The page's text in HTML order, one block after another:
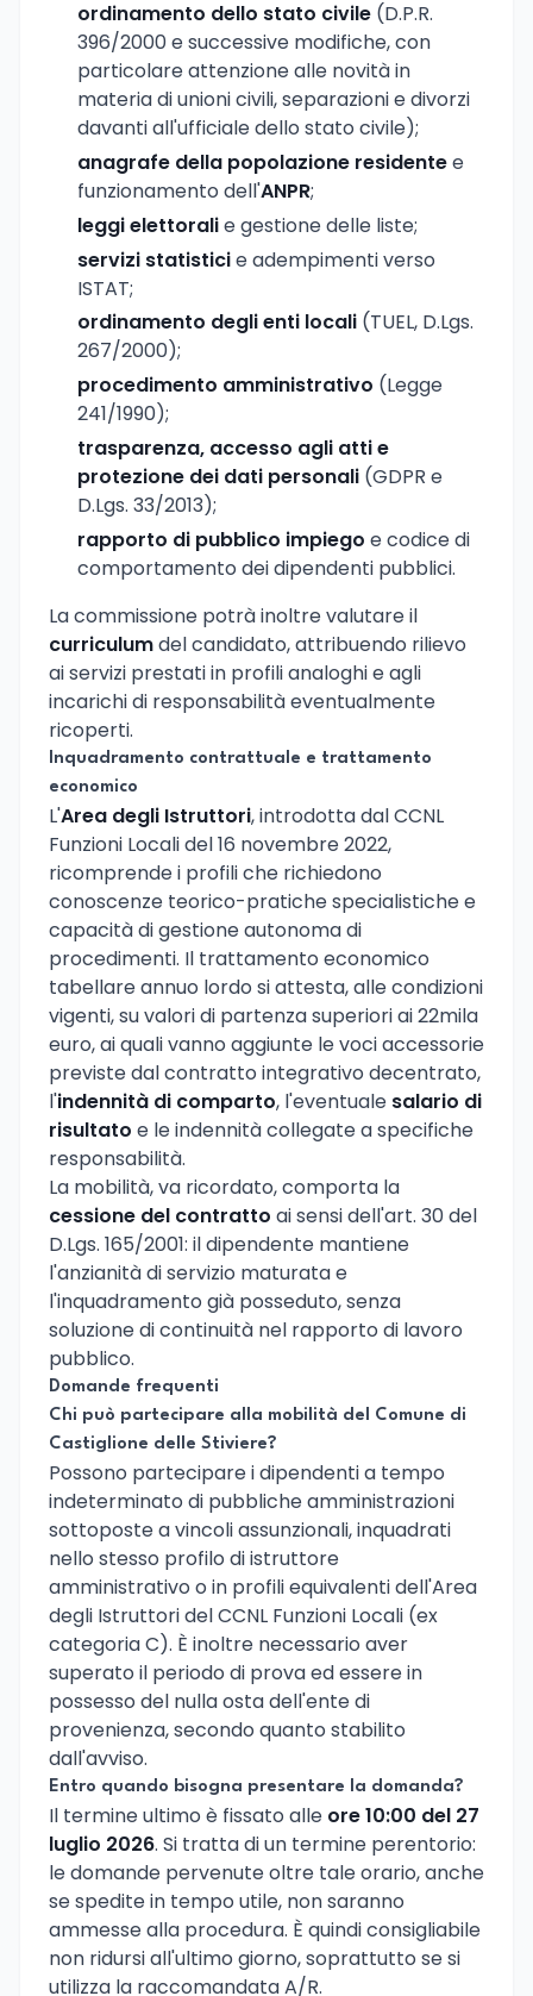
ordinamento dello stato civile (D.P.R.
396/2000 e successive modifiche, con
particolare attenzione alle novità in
materia di unioni civili, separazioni e divorzi
davanti all'ufficiale dello stato civile);
anagrafe della popolazione residentee
funzionamento dell'ANPR;
leggi elettoralie gestione delle liste;
servizi statisticie adempimenti verso
ISTAT;
ordinamento degli enti locali (TUEL, D.Lgs.
267/2000);
procedimento amministrativo (Legge
241/1990);
trasparenza, accesso agli atti e
protezione dei dati personali (GDPR e
D.Lgs. 33/2013);
rapporto di pubblico impiego e codice di
comportamento dei dipendenti pubblici.
La commissione potrà inoltre valutare il
curriculumdel candidato, attribuendo rilievo
ai servizi prestati in profili analoghi e agli
incarichi di responsabilità eventualmente
ricoperti.
Inquadramento contrattuale e trattamento
economico
L'Area degli Istruttori, introdotta dal CCNL
Funzioni Locali del 16 novembre 2022,
ricomprende i profili che richiedono
conoscenze teorico-pratiche specialistiche e
capacità di gestione autonoma di
procedimenti. Il trattamento economico
tabellare annuo lordo si attesta, alle condizioni
vigenti, su valori di partenza superiori ai 22mila
euro, ai quali vanno aggiunte le voci accessorie
previste dal contratto integrativo decentrato,
l'indennità di comparto, l'eventuale salario di
risultato e le indennità collegate a specifiche
responsabilità.
La mobilità, va ricordato, comporta la
cessione del contratto ai sensi dell'art. 30 del
D.Lgs. 165/2001: il dipendente mantiene
l'anzianità di servizio maturata e
l'inquadramento già posseduto, senza
soluzione di continuità nel rapporto di lavoro
pubblico.
Domande frequenti
Chi può partecipare alla mobilità del Comune di
Castiglione delle Stiviere?
Possono partecipare i dipendenti a tempo
indeterminato di pubbliche amministrazioni
sottoposte a vincoli assunzionali, inquadrati
nello stesso profilo di istruttore
amministrativo o in profili equivalenti dell'Area
degli Istruttori del CCNL Funzioni Locali (ex
categoria C). È inoltre necessario aver
superato il periodo di prova ed essere in
possesso del nulla osta dell'ente di
provenienza, secondo quanto stabilito
dall'avviso.
Entro quando bisogna presentare la domanda?
Il termine ultimo è fissato alle ore 10:00 del 27
luglio 2026. Si tratta di un termine perentorio:
le domande pervenute oltre tale orario, anche
se spedite in tempo utile, non saranno
ammesse alla procedura. È quindi consigliabile
non ridursi all'ultimo giorno, soprattutto se si
utilizza la raccomandata A/R.